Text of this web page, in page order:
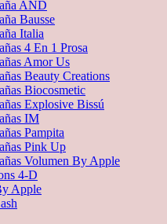
AND
Bausse
Italia
4 En 1 Prosa
Amor Us
Beauty Creations
Biocosmetic
Explosive Bissú
IM
Pampita
Pink Up
Volumen By Apple
4-D
Apple